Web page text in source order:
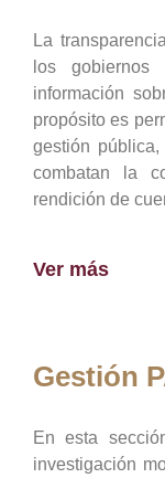
La
los
información
propósito es
gestión
combatan la
rendición de
Ver más
Gestión
En esta
investigación